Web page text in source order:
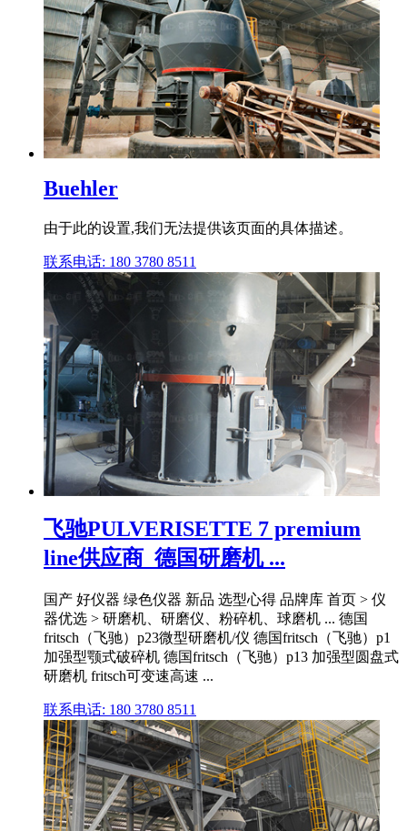
Buehler
由于此的设置,我们无法提供该页面的具体描述。
联系电话: 180 3780 8511
飞驰PULVERISETTE 7 premium
line供应商_德国研磨机 ...
国产 好仪器 绿色仪器 新品 选型心得 品牌库 首页 > 仪
器优选 > 研磨机、研磨仪、粉碎机、球磨机 ... 德国
fritsch（飞驰）p23微型研磨机/仪 德国fritsch（飞驰）p1
加强型颚式破碎机 德国fritsch（飞驰）p13 加强型圆盘式
研磨机 fritsch可变速高速 ...
联系电话: 180 3780 8511